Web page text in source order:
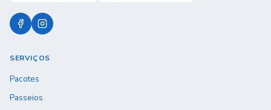
SERVIÇOS
Pacotes
Passeios